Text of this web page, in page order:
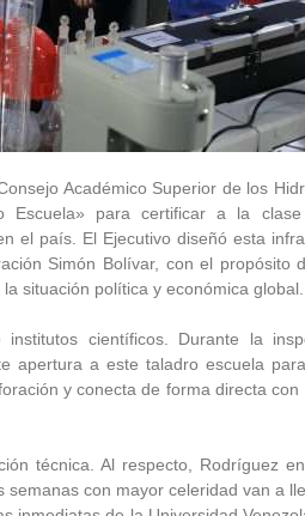
Académico Superior de los
Escuela» para certificar a la
el país. El Ejecutivo diseñó esta
Simón Bolívar, con el propósito
situación política y económica global.
científicos. Durante la
apertura a este taladro escuela
y conecta de forma directa con
técnica. Al respecto, Rodríguez
con mayor celeridad van a